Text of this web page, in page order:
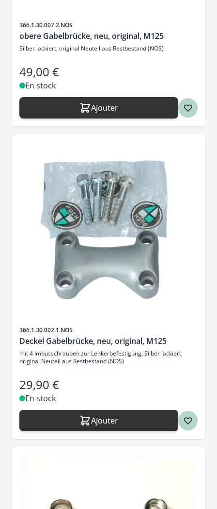
SKU
366.1.30.007.2.NOS
obere Gabelbrücke, neu, original, M125
Silber lackiert, original Neuteil aus Restbestand (NOS)
49,00 €
En stock
Ajouter
SKU
366.1.30.002.1.NOS
Deckel Gabelbrücke, neu, original, M125
mit 4 Imbusschrauben zur Lenkerbefestigung, Silber lackiert,
original Neuteil aus Restbestand (NOS)
29,90 €
En stock
Ajouter